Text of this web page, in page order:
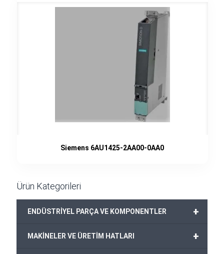
Siemens 6AU1425-2AA00-0AA0
Ürün Kategorileri
+
ENDÜSTRİYEL PARÇA VE KOMPONENTLER
+
MAKİNELER VE ÜRETİM HATLARI